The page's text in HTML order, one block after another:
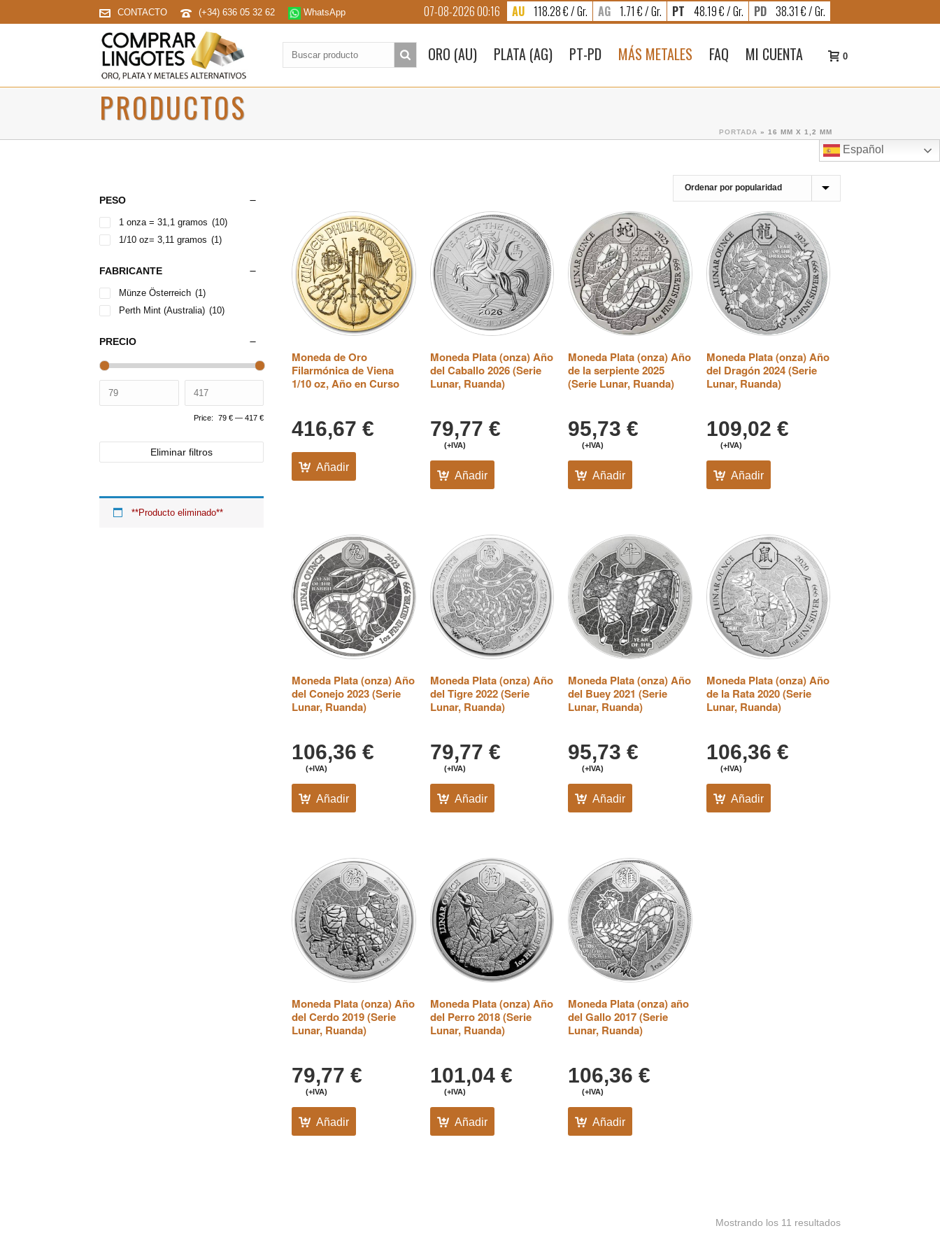
CONTACTO (+34) 636 05 32 62 WhatsApp 07-08-2026 00:16 AU 118.28 € / Gr. AG 1.71 € / Gr. PT 48.19 € / Gr. PD 38.31 € / Gr.
Buscar
producto: ORO (AU) PLATA (AG) PT-PD MÁS METALES FAQ MI CUENTA 0
PRODUCTOS
PORTADA » 16 MM X 1,2 MM
Español
Moneda de Oro
Filarmónica de Viena
1/10 oz, Año en Curso
416,67 €
Añadir
Moneda Plata (onza) Año
del Caballo 2026 (Serie
Lunar, Ruanda)
79,77 €
(+IVA)
Añadir
Moneda Plata (onza) Año
de la serpiente 2025
(Serie Lunar, Ruanda)
95,73 €
(+IVA)
Añadir
Moneda Plata (onza) Año
del Dragón 2024 (Serie
Lunar, Ruanda)
109,02 €
(+IVA)
Añadir
Moneda Plata (onza) Año
del Conejo 2023 (Serie
Lunar, Ruanda)
106,36 €
(+IVA)
Añadir
Moneda Plata (onza) Año
del Tigre 2022 (Serie
Lunar, Ruanda)
79,77 €
(+IVA)
Añadir
Moneda Plata (onza) Año
del Buey 2021 (Serie
Lunar, Ruanda)
95,73 €
(+IVA)
Añadir
Moneda Plata (onza) Año
de la Rata 2020 (Serie
Lunar, Ruanda)
106,36 €
(+IVA)
Añadir
Moneda Plata (onza) Año
del Cerdo 2019 (Serie
Lunar, Ruanda)
79,77 €
(+IVA)
Añadir
Moneda Plata (onza) Año
del Perro 2018 (Serie
Lunar, Ruanda)
101,04 €
(+IVA)
Añadir
Moneda Plata (onza) año
del Gallo 2017 (Serie
Lunar, Ruanda)
106,36 €
(+IVA)
Añadir
Mostrando los 11 resultados
PESO
1 onza = 31,1 gramos (10)
1/10 oz= 3,11 gramos (1)
FABRICANTE
Münze Österreich (1)
Perth Mint (Australia) (10)
PRECIO
Price: 79 € — 417 €
Eliminar filtros
**Producto eliminado**